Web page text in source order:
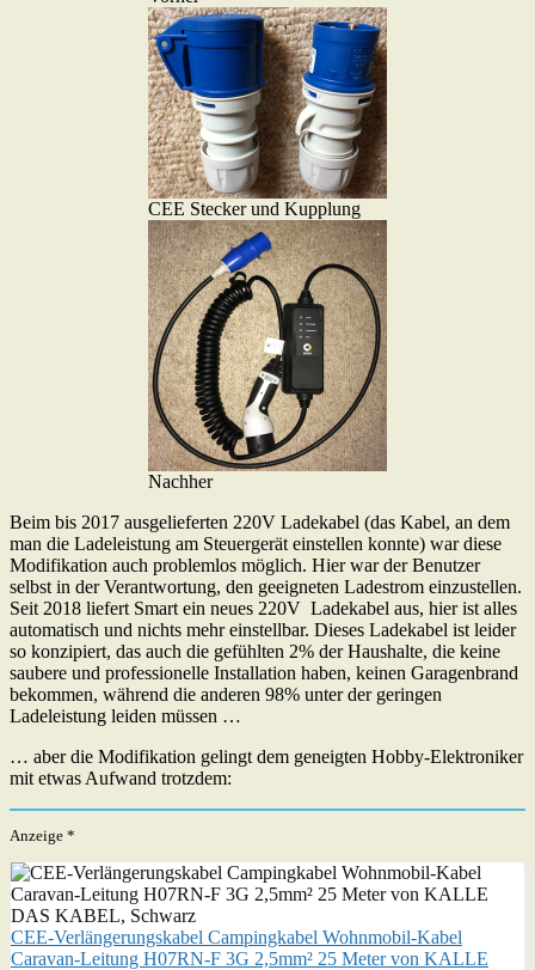
CEE Stecker und Kupplung
Nachher
Beim bis 2017 ausgelieferten 220V Ladekabel (das Kabel, an dem
man die Ladeleistung am Steuergerät einstellen konnte) war diese
Modifikation auch problemlos möglich. Hier war der Benutzer
selbst in der Verantwortung, den geeigneten Ladestrom einzustellen.
Seit 2018 liefert Smart ein neues 220V Ladekabel aus, hier ist alles
automatisch und nichts mehr einstellbar. Dieses Ladekabel ist leider
so konzipiert, das auch die gefühlten 2% der Haushalte, die keine
saubere und professionelle Installation haben, keinen Garagenbrand
bekommen, während die anderen 98% unter der geringen
Ladeleistung leiden müssen …
… aber die Modifikation gelingt dem geneigten Hobby-Elektroniker
mit etwas Aufwand trotzdem:
Anzeige *
CEE-Verlängerungskabel Campingkabel Wohnmobil-Kabel
Caravan-Leitung H07RN-F 3G 2,5mm² 25 Meter von KALLE